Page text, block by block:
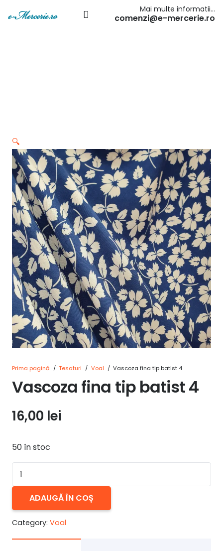
Mai multe informatii…
comenzi@e-mercerie.ro
🔍
Prima pagină / Tesaturi / Voal / Vascoza fina tip batist 4
Vascoza fina tip batist 4
16,00 lei
50 în stoc
Cantitate
Vascoza
tip
batist
4
ADAUGĂ ÎN COȘ
Category: Voal